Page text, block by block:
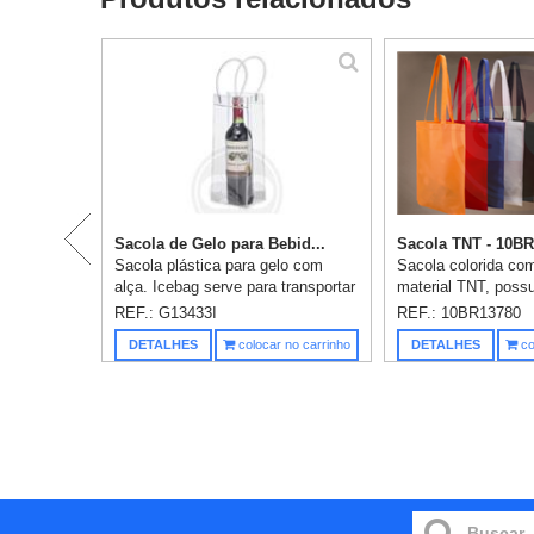
Sacola de Gelo para Bebid...
Sacola plástica para gelo com
alça. Icebag serve para transportar
garrafas exemplo: vinho,
champagne, vodka... Basta
colocar gelo e transportar seu
REF.: G13433I
DETALHES colocar no carrinho
Sacola TNT -
Sacola colorida
material TNT,
ecológico/reciclável
alça. Medidas:
Personalização
REF.: 10BR13780
DETALHES